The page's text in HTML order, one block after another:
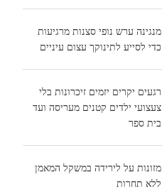
מנגינה ערש נופי סצנות מרגיעות
כדי לסייע לתינוקך עצום עיניים
רגעים יקרים יזמים זיכרונות בלי
צעצועי ילדים קטנים מעריסה ועד
בית ספר
מזונות על לירידה במשקל המאמן
ללא תחרות